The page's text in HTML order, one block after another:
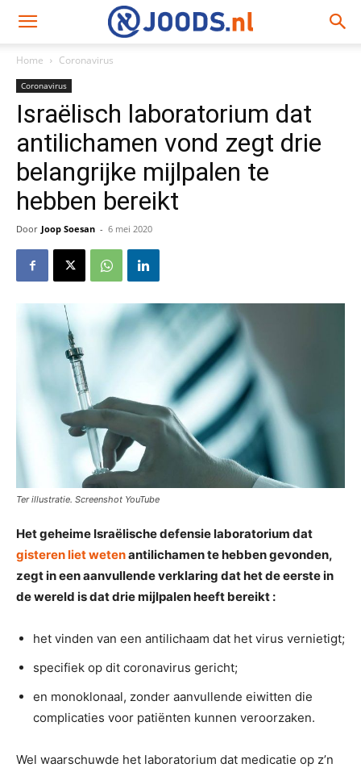
Home Coronavirus
Coronavirus
Israëlisch laboratorium dat
antilichamen vond zegt drie
belangrijke mijlpalen te
hebben bereikt
Door Joop Soesan - 6 mei 2020
Ter illustratie. Screenshot YouTube
Het geheime Israëlische defensie laboratorium dat
gisteren liet wetenantilichamen te hebben gevonden,
zegt in een aanvullende verklaring dat het de eerste in
de wereld is dat drie mijlpalen heeft bereikt :
het vinden van een antilichaam dat het virus vernietigt;
specifiek op dit coronavirus gericht;
en monoklonaal, zonder aanvullende eiwitten die
complicaties voor patiënten kunnen veroorzaken.
Wel waarschuwde het laboratorium dat medicatie op z’n